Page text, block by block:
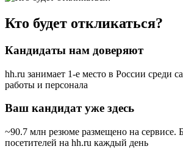
Кто будет откликаться?
Кандидаты нам доверяют
hh.ru занимает 1-е место в России среди
работы и персонала
Ваш кандидат уже здесь
~90.7 млн резюме размещено на сервисе.
посетителей на hh.ru каждый день